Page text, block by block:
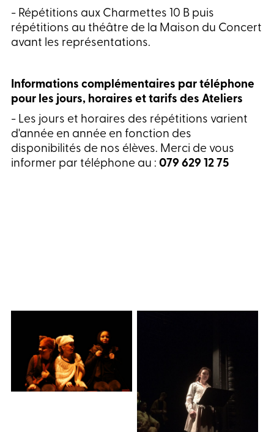
- Répétitions aux Charmettes 10 B puis
répétitions au théâtre de la Maison du Concert
avant les représentations.
Informations complémentaires par téléphone
pour les jours, horaires et tarifs des Ateliers
- Les jours et horaires des répétitions varient
d'année en année en fonction des
disponibilités de nos élèves. Merci de vous
informer par téléphone au : 079 629 12 75